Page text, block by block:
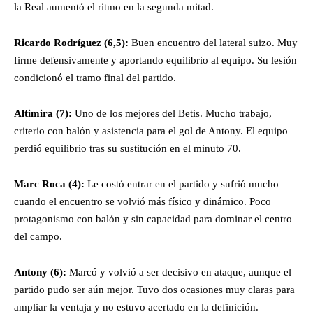
la Real aumentó el ritmo en la segunda mitad.
Ricardo Rodríguez (6,5): Buen encuentro del lateral suizo. Muy
firme defensivamente y aportando equilibrio al equipo. Su lesión
condicionó el tramo final del partido.
Altimira (7): Uno de los mejores del Betis. Mucho trabajo,
criterio con balón y asistencia para el gol de Antony. El equipo
perdió equilibrio tras su sustitución en el minuto 70.
Marc Roca (4): Le costó entrar en el partido y sufrió mucho
cuando el encuentro se volvió más físico y dinámico. Poco
protagonismo con balón y sin capacidad para dominar el centro
del campo.
Antony (6): Marcó y volvió a ser decisivo en ataque, aunque el
partido pudo ser aún mejor. Tuvo dos ocasiones muy claras para
ampliar la ventaja y no estuvo acertado en la definición.